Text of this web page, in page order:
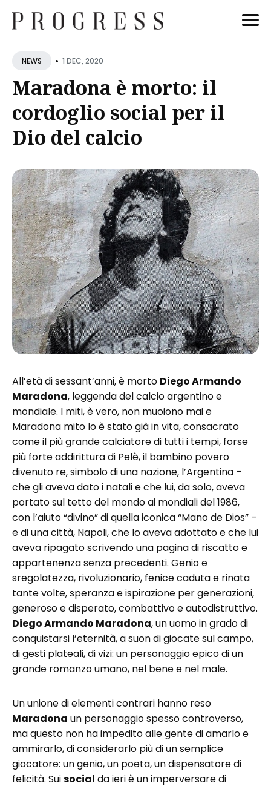
Cerca
NEWS • 1 DEC, 2020
Maradona è morto: il
cordoglio social per il
Dio del calcio
All’età di sessant’anni, è morto Diego Armando
Maradona, leggenda del calcio argentino e
mondiale. I miti, è vero, non muoiono mai e
Maradona mito lo è stato già in vita, consacrato
come il più grande calciatore di tutti i tempi, forse
più forte addirittura di Pelè, il bambino povero
divenuto re, simbolo di una nazione, l’Argentina –
che gli aveva dato i natali e che lui, da solo, aveva
portato sul tetto del mondo ai mondiali del 1986,
con l’aiuto “divino” di quella iconica “Mano de Dios” –
e di una città, Napoli, che lo aveva adottato e che lui
aveva ripagato scrivendo una pagina di riscatto e
appartenenza senza precedenti. Genio e
sregolatezza, rivoluzionario, fenice caduta e rinata
tante volte, speranza e ispirazione per generazioni,
generoso e disperato, combattivo e autodistruttivo.
Diego Armando Maradona, un uomo in grado di
conquistarsi l’eternità, a suon di giocate sul campo,
di gesti plateali, di vizi: un personaggio epico di un
grande romanzo umano, nel bene e nel male.
Un unione di elementi contrari hanno reso
Maradona un personaggio spesso controverso,
ma questo non ha impedito alle gente di amarlo e
ammirarlo, di considerarlo più di un semplice
giocatore: un genio, un poeta, un dispensatore di
felicità. Suisocial da ieri è un imperversare di